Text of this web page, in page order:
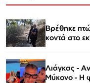
Βρέθηκε
κοντά στο
Λιάγκας -
Μύκονο - Η